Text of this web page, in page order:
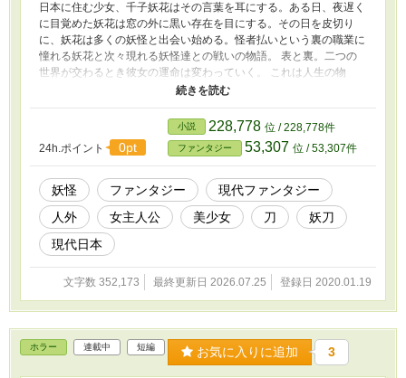
日本に住む少女、千子妖花はその言葉を耳にする。ある日、夜遅く
に目覚めた妖花は窓の外に黒い存在を目にする。その日を皮切り
に、妖花は多くの妖怪と出会い始める。怪者払いという裏の職業に
憧れる妖花と次々現れる妖怪達との戦いの物語。 表と裏。二つの
世界が交わるとき彼女の運命は変わっていく。 これは人生の物
語。ある少女の人生の物語。 そして妖花の戦いの物語。 刀と妖怪
が紡ぐファンタジー戦記。 よろしくお願いします！見てくれたら
嬉しいです！ 少し話を増加した関係で話数が変わってますが話は
繋がっているのでそのまま見てください。 後々訂正していきます
24h.ポイント
0pt
小説 228,778 位 / 228,778件
ファンタジー 53,307 位 / 53,307件
妖怪 ファンタジー
現代ファンタジー
人外
女主人公 美少女 刀
妖刀
現代日本
文字数 352,173 最終更新日 2026.07.25 登録日 2020.01.19
ホラー 連載中 短編 お気に入りに追加 3